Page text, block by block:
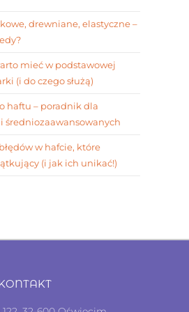
drewniane, elastyczne –
mieć w podstawowej
(i do czego służą)
haftu – poradnik dla
średniozaawansowanych
w hafcie, które
(i jak ich unikać!)